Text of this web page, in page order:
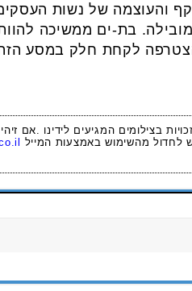
והעוצמה של נשות
ומובילה. בת-ים ממשיכה
הצטרפה לקחת חלק במסע
בצילומים המגיעים לידינו .אם
לחדול מהשימוש באמצעות המייל